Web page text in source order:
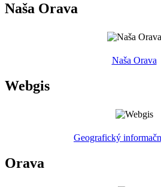
Naša Orava
Naša Orava
Webgis
Geografický
Orava